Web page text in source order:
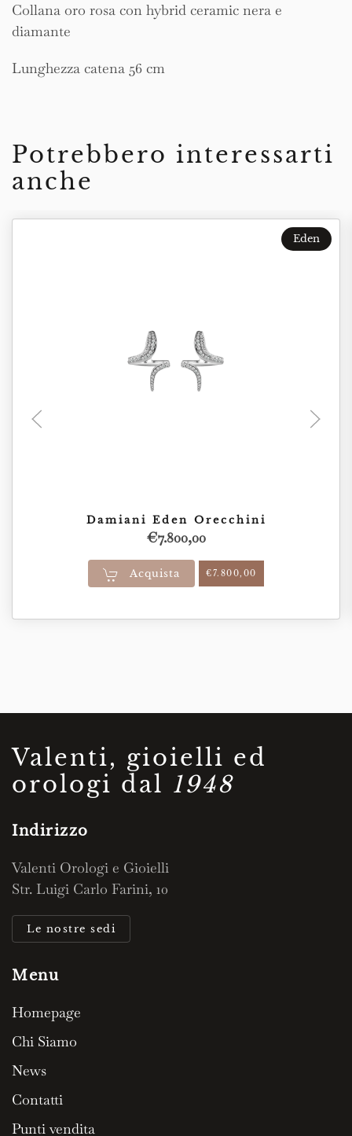
Collana oro rosa con hybrid ceramic nera e
diamante
Lunghezza catena 56 cm
Potrebbero interessarti
anche
Damiani Eden Orecchini
€7.800,00
Acquista €7.800,00
Eden
Valenti, gioielli ed
orologi dal 1948
Indirizzo
Valenti Orologi e Gioielli
Str. Luigi Carlo Farini, 10
Le nostre sedi
Menu
Homepage
Chi Siamo
News
Contatti
Punti vendita